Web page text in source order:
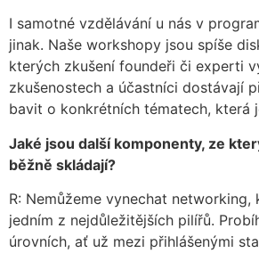
I samotné vzdělávání u nás v
jinak. Naše workshopy jsou spíše
kterých zkušení foundeři či experti
zkušenostech a účastníci dostávají
bavit o konkrétních tématech, která
Jaké jsou další komponenty, ze
běžně skládají?
R: Nemůžeme vynechat networking,
jedním z nejdůležitějších pilířů.
úrovních, ať už mezi přihlášenými